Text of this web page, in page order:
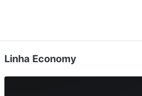
Linha Economy